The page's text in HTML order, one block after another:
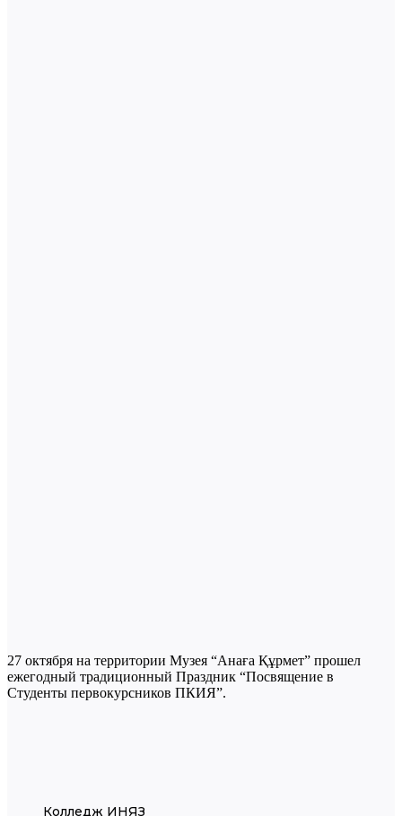
27 октября на территории Музея “Анаға Құрмет” прошел
ежегодный традиционный Праздник “Посвящение в
Студенты первокурсников ПКИЯ”.
Колледж ИНЯЗ